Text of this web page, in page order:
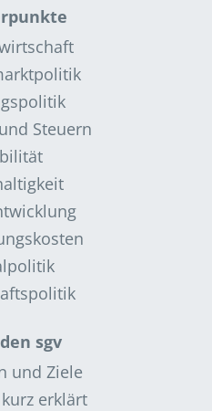
Steuern
sgv
und Ziele
erklärt